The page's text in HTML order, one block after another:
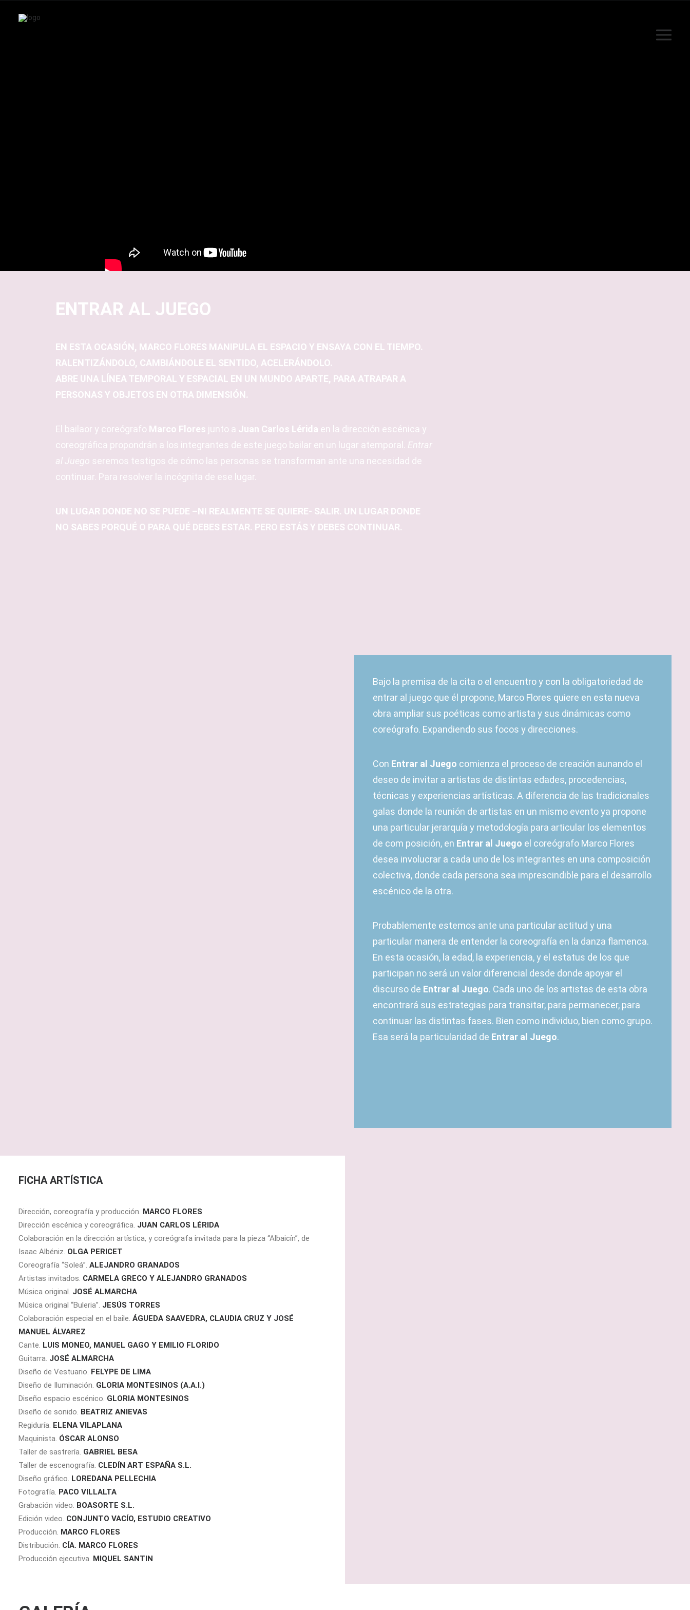
ENTRAR AL JUEGO
EN ESTA OCASIÓN, MARCO FLORES MANIPULA EL ESPACIO Y ENSAYA CON EL TIEMPO.
RALENTIZÁNDOLO, CAMBIÁNDOLE EL SENTIDO, ACELERÁNDOLO.
ABRE UNA LÍNEA TEMPORAL Y ESPACIAL EN UN MUNDO APARTE, PARA ATRAPAR A
PERSONAS Y OBJETOS EN OTRA DIMENSIÓN.
El bailaor y coreógrafo Marco Flores junto a Juan Carlos Lérida en la dirección escénica y
coreográfica propondrán a los integrantes de este juego bailar en un lugar atemporal. Entrar
al Juego seremos testigos de cómo las personas se transforman ante una necesidad de
continuar. Para resolver la incógnita de ese lugar.
UN LUGAR DONDE NO SE PUEDE –NI REALMENTE SE QUIERE- SALIR. UN LUGAR DONDE
NO SABES PORQUÉ O PARA QUÉ DEBES ESTAR. PERO ESTÁS Y DEBES CONTINUAR.
Bajo la premisa de la cita o el encuentro y con la obligatoriedad de
entrar al juego que él propone, Marco Flores quiere en esta nueva
obra ampliar sus poéticas como artista y sus dinámicas como
coreógrafo. Expandiendo sus focos y direcciones.
Con Entrar al Juego comienza el proceso de creación aunando el
deseo de invitar a artistas de distintas edades, procedencias,
técnicas y experiencias artísticas. A diferencia de las tradicionales
galas donde la reunión de artistas en un mismo evento ya propone
una particular jerarquía y metodología para articular los elementos
de com posición, en Entrar al Juego el coreógrafo Marco Flores
desea involucrar a cada uno de los integrantes en una composición
colectiva, donde cada persona sea imprescindible para el desarrollo
escénico de la otra.
Probablemente estemos ante una particular actitud y una
particular manera de entender la coreografía en la danza flamenca.
En esta ocasión, la edad, la experiencia, y el estatus de los que
participan no será un valor diferencial desde donde apoyar el
discurso de Entrar al Juego. Cada uno de los artistas de esta obra
encontrará sus estrategias para transitar, para permanecer, para
continuar las distintas fases. Bien como individuo, bien como grupo.
Esa será la particularidad de Entrar al Juego.
FICHA ARTÍSTICA
Dirección, coreografía y producción. MARCO FLORES
Dirección escénica y coreográfica. JUAN CARLOS LÉRIDA
Colaboración en la dirección artística, y coreógrafa invitada para la pieza “Albaicín”, de
Isaac Albéniz. OLGA PERICET
Coreografía “Soleá”. ALEJANDRO GRANADOS
Artistas invitados. CARMELA GRECO Y ALEJANDRO GRANADOS
Música original. JOSÉ ALMARCHA
Música original “Buleria”. JESÚS TORRES
Colaboración especial en el baile. ÁGUEDA SAAVEDRA, CLAUDIA CRUZ Y JOSÉ
MANUEL ÁLVAREZ
Cante. LUIS MONEO, MANUEL GAGO Y EMILIO FLORIDO
Guitarra. JOSÉ ALMARCHA
Diseño de Vestuario. FELYPE DE LIMA
Diseño de Iluminación. GLORIA MONTESINOS (A.A.I.)
Diseño espacio escénico. GLORIA MONTESINOS
Diseño de sonido. BEATRIZ ANIEVAS
Regiduría. ELENA VILAPLANA
Maquinista. ÓSCAR ALONSO
Taller de sastrería. GABRIEL BESA
Taller de escenografía. CLEDÍN ART ESPAÑA S.L.
Diseño gráfico. LOREDANA PELLECHIA
Fotografía. PACO VILLALTA
Grabación video. BOASORTE S.L.
Edición video. CONJUNTO VACÍO, ESTUDIO CREATIVO
Producción. MARCO FLORES
Distribución. CÍA. MARCO FLORES
Producción ejecutiva. MIQUEL SANTIN